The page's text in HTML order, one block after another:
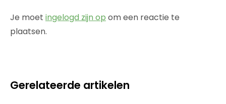
Je moet ingelogd zijn op om een reactie te
plaatsen.
Gerelateerde artikelen